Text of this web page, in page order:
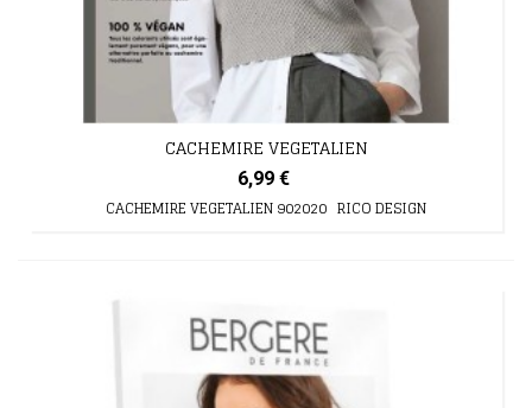
CACHEMIRE VEGETALIEN
6,99 €
CACHEMIRE VEGETALIEN 902020 RICO DESIGN